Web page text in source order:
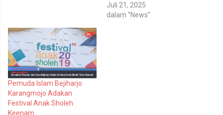
m
u
k
a
d
i
j
e
n
d
e
l
M
e
m
b
u
k
a
d
i
j
e
n
d
Juli 21, 2025
dalam "News"
Pemuda Islam Bejiharjo
Karangmojo Adakan
Festival Anak Sholeh
Keenam